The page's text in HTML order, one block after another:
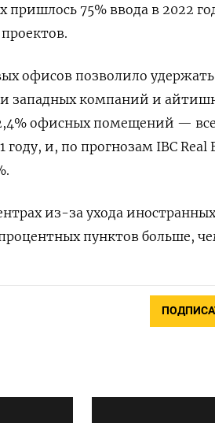
75% ввода в 2022
офисов позволило
западных компаний и
офисных помещений —
и, по прогнозам IBC Real
из-за ухода
пунктов больше,